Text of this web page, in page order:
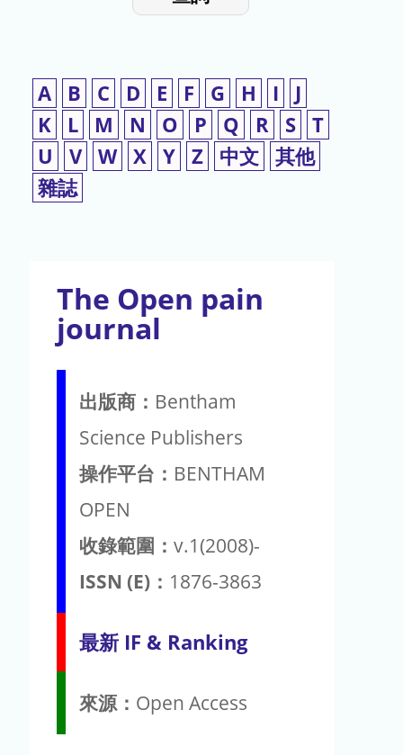
A B C D E F G H I
J
K
L M N O P Q R S T
U
V W X Y Z 中文 其他
雜誌
The Open pain
journal
出版商： Bentham
Science Publishers
操作平台： BENTHAM
OPEN
收錄範圍： v.1(2008)-
ISSN (E)： 1876-3863
最新 IF & Ranking
來源： Open Access